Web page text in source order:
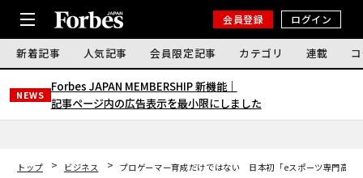
会員登録 ログイン
新着記事 人気記事 会員限定記事 カテゴリ 連載
NEWS
Forbes JAPAN MEMBERSHIP 新機能｜
記事ページ内の広告表示を最小限にしました
トップ ビジネス
プロゲーマー育成だけではない 日本初「eスポーツ専門高校